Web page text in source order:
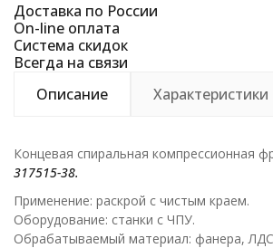
Доставка по России
On-line оплата
Система скидок
Всегда на связи
Описание
Характеристики
Концевая спиральная компрессионная
317515-38.
Применение: раскрой с чистым краем.
Оборудование: станки с ЧПУ.
Обрабатываемый материал: фанера,